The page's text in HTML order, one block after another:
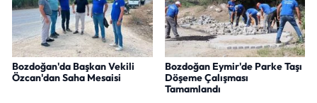
Bozdoğan'da Başkan Vekili
Özcan'dan Saha Mesaisi
Bozdoğan Eymir'de Parke Taşı
Döşeme Çalışması
Tamamlandı